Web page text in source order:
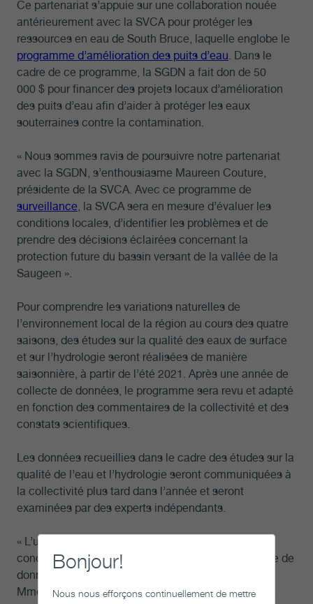
Ce partenariat s’appuie sur une collaboration nouée
antérieurement avec la SVCA pour protéger les
ressources en eau de South Bruce, laquelle englobe le
programme d’amélioration des puits d’eau. Dans le
cadre de ce programme, la SGDN a fait don de 50
000 $ pour financer des projets locaux d’amélioration
des puits d’eau afin d’aider à protéger les eaux
souterraines contre la contamination.
« Nous sommes ravis de poursuivre notre partenariat
avec la SGDN, s’enthousiasme Maureen Couture,
présidente de la SVCA. Avec ce programme de
surveillance, la SVCA sera en mesure d’évaluer les
conditions locales, d’identifier les problèmes et de
prendre des décisions éclairées concernant la
protection future du bassin versant de la vallée de la
Saugeen ».
Pour comprendre les variations naturelles de
l’environnement local de la région au cours des quatre
saisons, des études sur la qualité des eaux de surface
et sur l’hydrologie seront réalisées de manière
saisonnière, à partir de l’été 2021. Après une année de
collecte de données, le programme sera revu et adapté
en fonction des commentaires de la collectivité et des
constats scientifiques.
Les données recueillies dans le cadre des études sur la
qualité de l’eau et l’hydrologie seront communiquées à
la collectivité plus tard dans l’année et seront
examinées par des experts indépendants.
« L’un des principaux piliers de ce programme de
conception conjointe est la nécessité d’une collecte de
données fiable et transparente, souligne
Mme Jacyk. Nous continuerons de travailler avec la
Bonjour!
Nous nous efforçons continuellement de mettre